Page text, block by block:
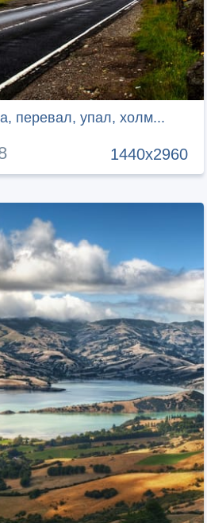
перевал, упал, холм...
1440x2960